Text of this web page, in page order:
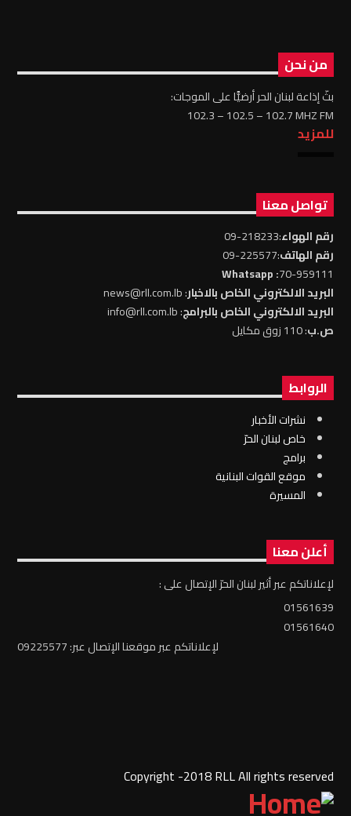
من نحن
بثّ إذاعة لبنان الحر أرضيًّا على الموجات:
102.3 – 102.5 – 102.7 MHZ FM
للمزيد
تواصل معنا
رقم الهواء:218233-09
رقم الهاتف:225577-09
70-959111
: Whatsapp
البريد الالكتروني الخاص بالاخبار: news@rll.com.lb
البريد الالكتروني الخاص بالبرامج: info@rll.com.lb
ص.ب: 110 زوق مكايل
الروابط
نشرات الأخبار
خاص لبنان الحرّ
برامج
موقع القوات البنانية
المسيرة
أعلن معنا
لإعلاناتكم عبر أثير لبنان الحرّ الإتصال على :
01561639
01561640
لإعلاناتكم عبر موقعنا الإتصال عبر: 09225577
Copyright -2018 RLL All rights reserved